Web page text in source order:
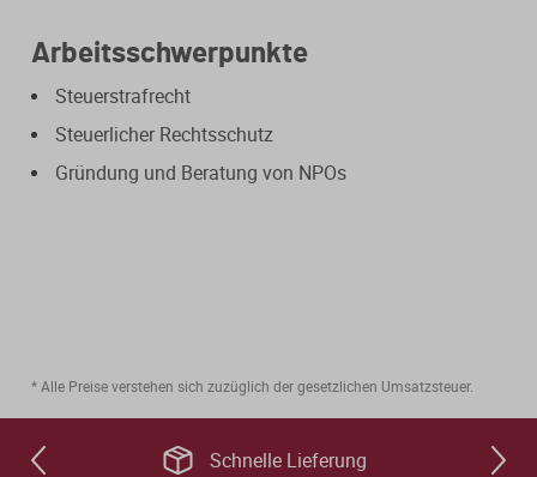
Merkblatt-Datenbank
FormularPilot
StBVV-Rechner
und korrekten
Datenschutz
IT-Sicherheit
Berufsrecht
Sie unsere Ausbildungsbegleitung
für Steuerfachangestellte.
Gebührenrecht
Beratungsfelder
Wirtschaftsberatung
Existenzgründung
Arbeitsschwerpunkte
Steuerstrafrecht
Steuerlicher Rechtsschutz
Gründung und Beratung von NPOs
* Alle Preise verstehen sich zuzüglich der gesetzlichen Umsatzsteuer.
Schnelle Lieferung